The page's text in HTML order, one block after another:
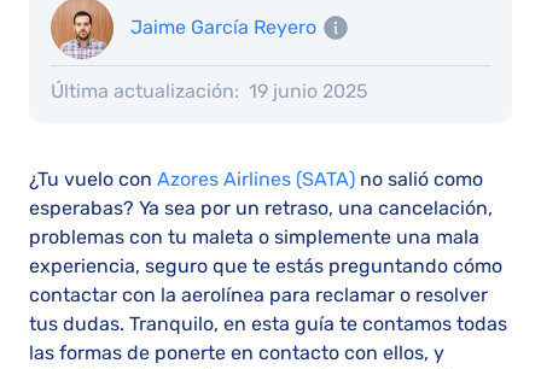
Jaime García Reyero
Última actualización: 19 junio 2025
¿Tu vuelo con Azores Airlines (SATA) no salió como
esperabas? Ya sea por un retraso, una cancelación,
problemas con tu maleta o simplemente una mala
experiencia, seguro que te estás preguntando cómo
contactar con la aerolínea para reclamar o resolver
tus dudas. Tranquilo, en esta guía te contamos todas
las formas de ponerte en contacto con ellos, y